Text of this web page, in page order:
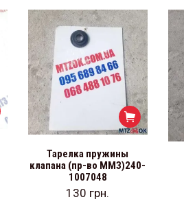
Тарелка пружины
клапана (пр-во ММЗ)240-
1007048
130 грн.